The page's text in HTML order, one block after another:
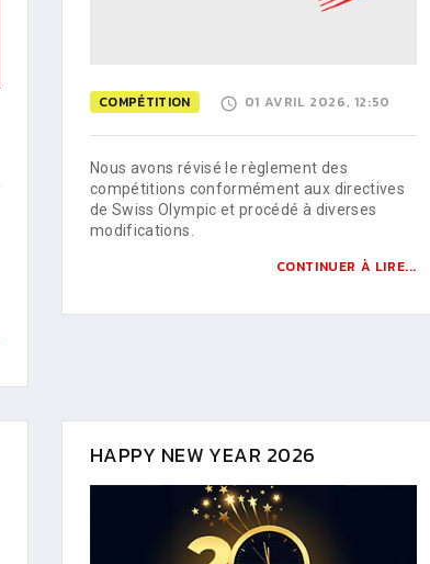
COMPÉTITION 01 AVRIL 2026, 12:50
Nous avons révisé le règlement des
compétitions conformément aux directives
de Swiss Olympic et procédé à diverses
modifications.
CONTINUER À LIRE...
HAPPY NEW YEAR 2026